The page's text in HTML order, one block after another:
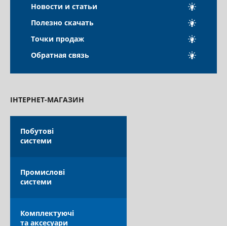
КАТАЛОГ
ОПЛАТА ТА ДОСТАВКА
Новости и статьи
Полезно скачать
Точки продаж
Обратная связь
ІНТЕРНЕТ-МАГАЗИН
Побутові
системи
Промислові
системи
Комплектуючі
та аксесуари